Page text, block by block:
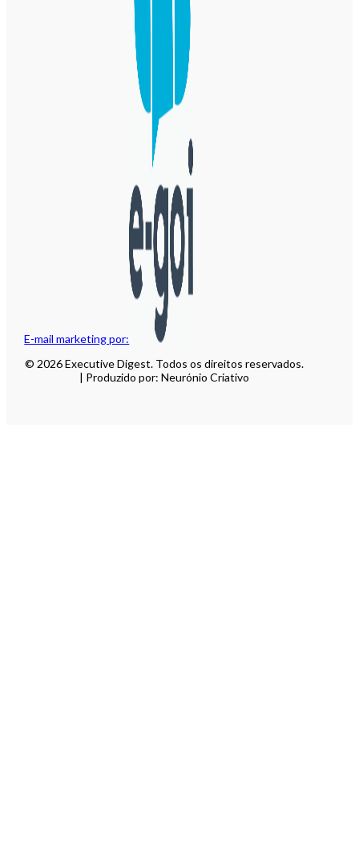
E-mail marketing por:
© 2026 Executive Digest. Todos os direitos reservados.
| Produzido por: Neurónio Criativo